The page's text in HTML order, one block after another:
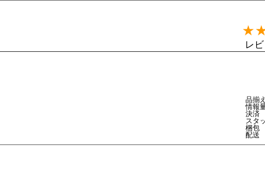
レ
品揃
情報
決済
スタ
梱包
配送